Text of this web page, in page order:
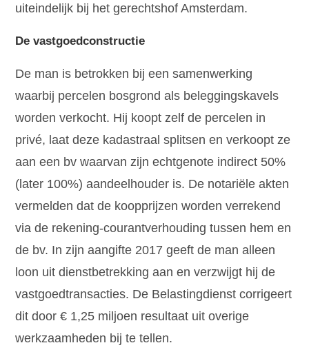
uiteindelijk bij het gerechtshof Amsterdam.
De vastgoedconstructie
De man is betrokken bij een samenwerking
waarbij percelen bosgrond als beleggingskavels
worden verkocht. Hij koopt zelf de percelen in
privé, laat deze kadastraal splitsen en verkoopt ze
aan een bv waarvan zijn echtgenote indirect 50%
(later 100%) aandeelhouder is. De notariële akten
vermelden dat de koopprijzen worden verrekend
via de rekening-courantverhouding tussen hem en
de bv. In zijn aangifte 2017 geeft de man alleen
loon uit dienstbetrekking aan en verzwijgt hij de
vastgoedtransacties. De Belastingdienst corrigeert
dit door € 1,25 miljoen resultaat uit overige
werkzaamheden bij te tellen.